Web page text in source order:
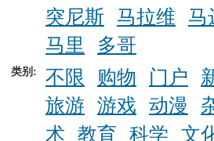
突尼斯
马拉维 马
马里
多哥
类别: 不限 购物 门户
旅游
游戏 动漫
术
教育 科学 文